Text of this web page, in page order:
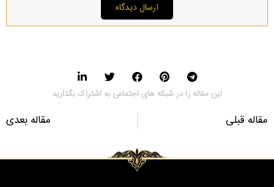
ارسال دیدگاه
این مقاله را در شبکه های اجتماعی به اشتراک بگذارید
مقاله قبلی مقاله بعدی